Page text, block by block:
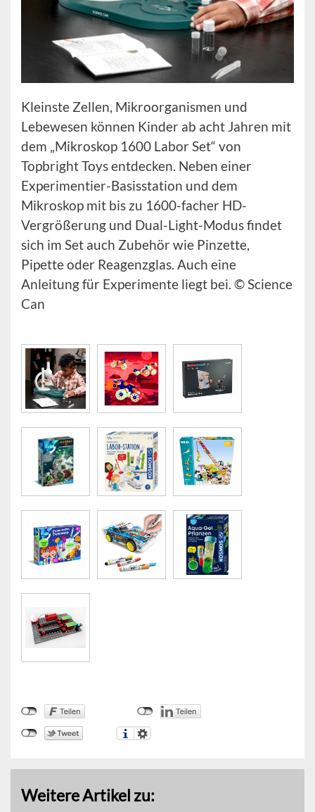
Kleinste Zellen, Mikroorganismen und
Lebewesen können Kinder ab acht Jahren mit
dem „Mikroskop 1600 Labor Set“ von
Topbright Toys entdecken. Neben einer
Experimentier-Basisstation und dem
Mikroskop mit bis zu 1600-facher HD-
Vergrößerung und Dual-Light-Modus findet
sich im Set auch Zubehör wie Pinzette,
Pipette oder Reagenzglas. Auch eine
Anleitung für Experimente liegt bei. © Science
Can
Weitere Artikel zu: